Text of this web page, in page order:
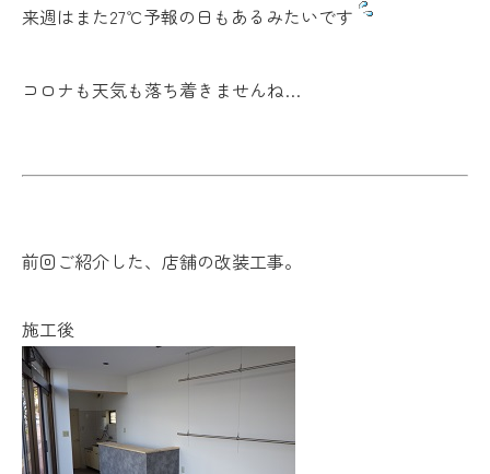
来週はまた27℃予報の日もあるみたいです
コロナも天気も落ち着きませんね…
前回ご紹介した、店舗の改装工事。
施工後